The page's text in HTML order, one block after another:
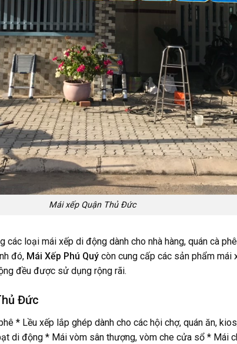
Mái xếp Quận Thủ Đức
các loại mái xếp di độngdành cho nhà hàng, quán cà
đó, Mái Xếp Phú Quýcòn cung cấp các sản phẩm mái
đều được sử dụng rộng rãi.
Đức
* Lều xếp lắp ghép dành cho các hội chợ, quán ăn,
di động * Mái vòm sân thượng, vòm che cửa sổ * Mái